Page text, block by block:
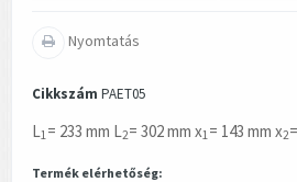
Nyomtatás
Cikkszám PAET05
L 1= 233 mm L 2= 302 mm x1= 143 mm x2
Termék elérhetőség: